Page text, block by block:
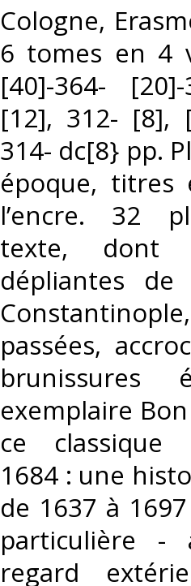
‎Cologne,
6 tomes en 4
[40]-364-
[12], 312- [8],
314- dc[8} pp.
époque, titres
l’encre. 32
texte,
dépliantes de
passées,
brunissures
exemplaire
ce classique
1684 : une
de 1637 à
particulière
regard